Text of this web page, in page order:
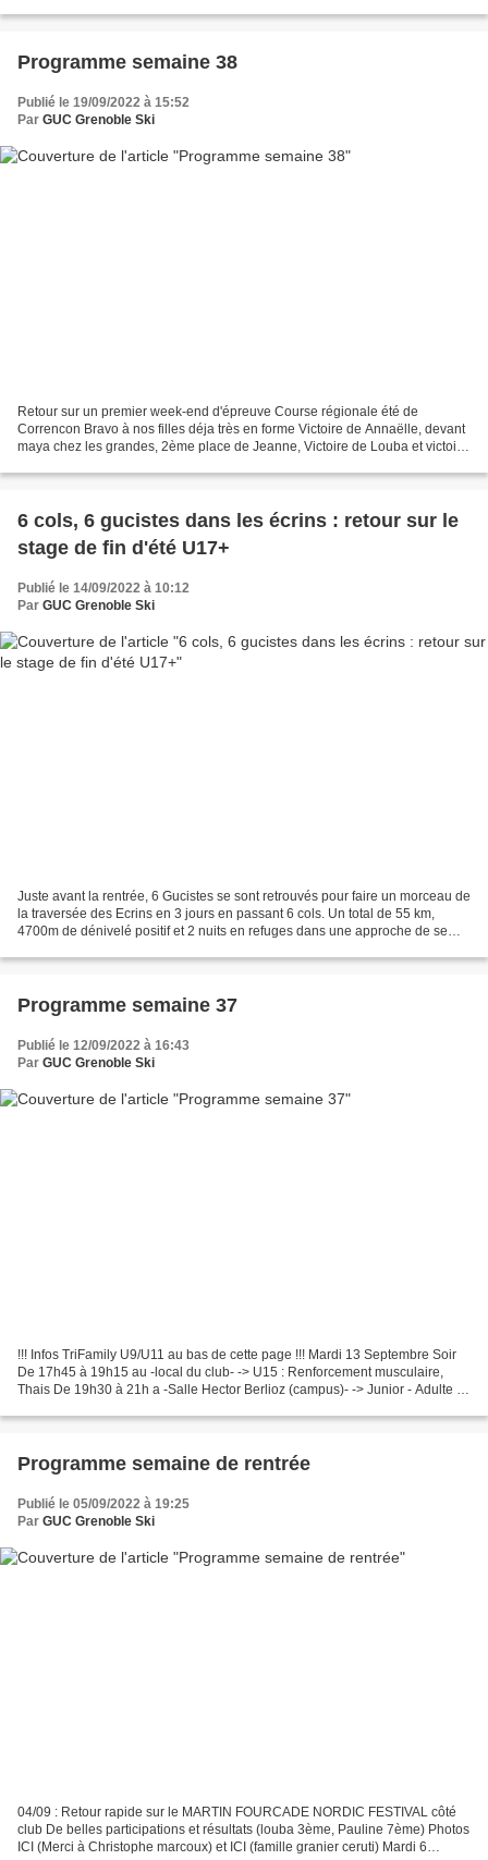
Programme semaine 38
Publié le 19/09/2022 à 15:52
Par GUC Grenoble Ski
Retour sur un premier week-end d'épreuve Course régionale été de
Correncon Bravo à nos filles déja très en forme Victoire de Annaëlle, devant
maya chez les grandes, 2ème place de Jeanne, Victoire de Louba et victoire
6 cols, 6 gucistes dans les écrins : retour sur le
stage de fin d'été U17+
Publié le 14/09/2022 à 10:12
Par GUC Grenoble Ski
Juste avant la rentrée, 6 Gucistes se sont retrouvés pour faire un morceau de
la traversée des Ecrins en 3 jours en passant 6 cols. Un total de 55 km,
4700m de dénivelé positif et 2 nuits en refuges dans une approche de semi
Programme semaine 37
Publié le 12/09/2022 à 16:43
Par GUC Grenoble Ski
!!! Infos TriFamily U9/U11 au bas de cette page !!! Mardi 13 Septembre Soir
De 17h45 à 19h15 au -local du club- -> U15 : Renforcement musculaire,
Thais De 19h30 à 21h a -Salle Hector Berlioz (campus)- -> Junior - Adulte :
Programme semaine de rentrée
Publié le 05/09/2022 à 19:25
Par GUC Grenoble Ski
04/09 : Retour rapide sur le MARTIN FOURCADE NORDIC FESTIVAL côté
club De belles participations et résultats (louba 3ème, Pauline 7ème) Photos
ICI (Merci à Christophe marcoux) et ICI (famille granier ceruti) Mardi 6